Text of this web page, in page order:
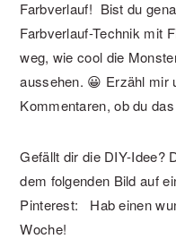
Farbverlauf! Bist du
Farbverlauf-Technik mit
weg, wie cool die
aussehen. 😀 Erzähl mir
Kommentaren, ob du
Gefällt dir die DIY-Idee?
dem folgenden Bild auf
Pinterest: Hab einen
Woche!